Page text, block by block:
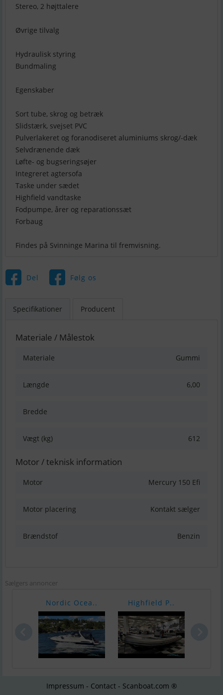
Stereo, 2 højttalere
Øvrige tilvalg
Hydraulisk styring
Bundmaling
Egenskaber
Sort tube, skrog og betræk
Slidstærk, svejset PVC
Pulverlakeret og foranodiseret aluminiums skrog/-dæk
Selvdrænende dæk
Løfte- og bugseringsøjer
Integreret agtersofa
Taske under sædet
Highfield vandtaske
Fodpumpe, årer og reparationssæt
Forbaug
Findes på Svinninge Marina til fremvisning.
Del Følg os
Specifikationer Producent
Materiale / Målestok
Materiale Gummi
Længde 6,00
Bredde
Vægt (kg) 612
Motor / teknisk information
Motor Mercury 150 Efi
Motor placering Kontakt sælger
Brændstof Benzin
Sælgers annoncer
Nordic Ocea.. Highfield P..
Impressum - Contact - Scanboat.com ®